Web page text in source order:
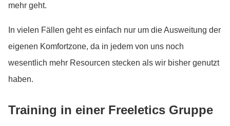
mehr geht.
In vielen Fällen geht es einfach nur um die Ausweitung der
eigenen Komfortzone, da in jedem von uns noch
wesentlich mehr Resourcen stecken als wir bisher genutzt
haben.
Training in einer Freeletics Gruppe